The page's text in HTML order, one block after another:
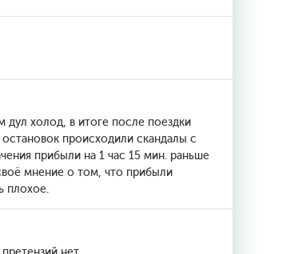
холод, в итоге после поездки
происходили скандалы с
прибыли на 1 час 15 мин. раньше
мнение о том, что прибыли
плохое.